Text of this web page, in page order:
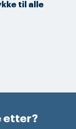
til alle
etter?